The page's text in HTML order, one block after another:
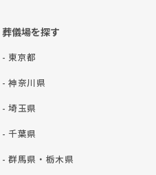
葬儀場を探す
- 東京都
- 神奈川県
- 埼玉県
- 千葉県
- 群⾺県・栃⽊県